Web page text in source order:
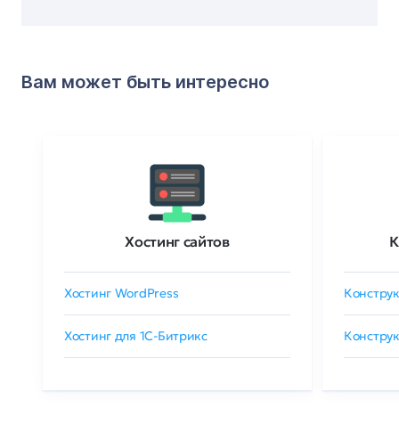
Вам может быть интересно
Хостинг сайтов
Хостинг WordPress
Хостинг для 1C-Битрикс